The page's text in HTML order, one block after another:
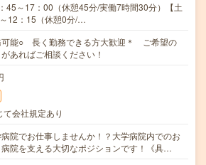
45～17：00（休憩45分/実働7時間30分）【土
12：15（休憩0分/…
可能○ 長く勤務できる方大歓迎＊ ご希望の
あればご相談ください！
会社規定あり
院でお仕事しませんか！？大学病院内でのお
院を支える大切なポジションです！《具…